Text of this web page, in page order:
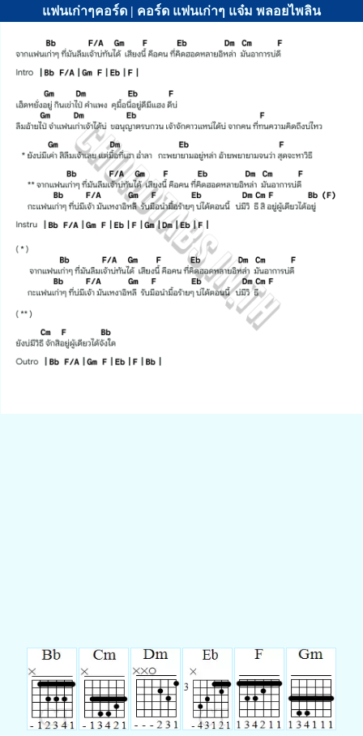
แฟนเก่าๆคอร์ด | คอร์ด แฟนเก่าๆ แจ๋ม พลอยไพลิน